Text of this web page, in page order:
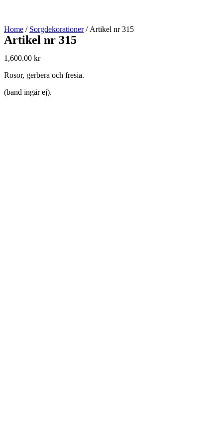
Home / Sorgdekorationer/ Artikel nr 315
Artikel nr 315
1,600.00 kr
Rosor, gerbera och fresia.
(band ingår ej).